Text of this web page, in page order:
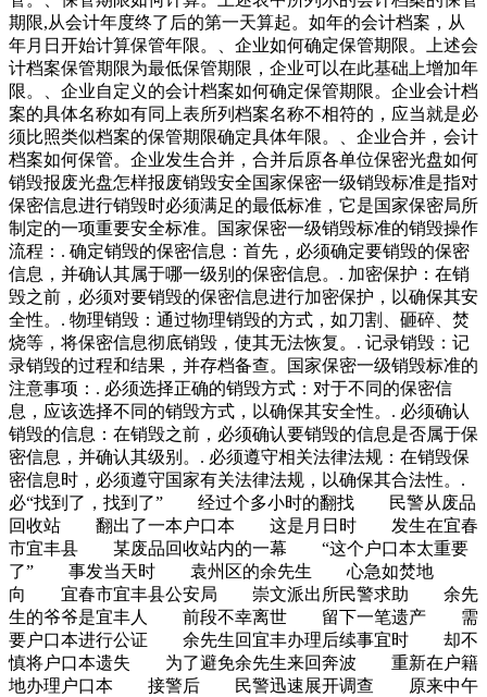
期限,从会计年度终了后的第一天算起。如年的会计档案，从
年月日开始计算保管年限。、企业如何确定保管期限。上述会
计档案保管期限为最低保管期限，企业可以在此基础上增加年
限。、企业自定义的会计档案如何确定保管期限。企业会计档
案的具体名称如有同上表所列档案名称不相符的，应当就是必
须比照类似档案的保管期限确定具体年限。、企业合并，会计
档案如何保管。企业发生合并，合并后原各单位保密光盘如何
销毁报废光盘怎样报废销毁安全国家保密一级销毁标准是指对
保密信息进行销毁时必须满足的最低标准，它是国家保密局所
制定的一项重要安全标准。国家保密一级销毁标准的销毁操作
流程：. 确定销毁的保密信息：首先，必须确定要销毁的保密
信息，并确认其属于哪一级别的保密信息。. 加密保护：在销
毁之前，必须对要销毁的保密信息进行加密保护，以确保其安
全性。. 物理销毁：通过物理销毁的方式，如刀割、砸碎、焚
烧等，将保密信息彻底销毁，使其无法恢复。. 记录销毁：记
录销毁的过程和结果，并存档备查。国家保密一级销毁标准的
注意事项：. 必须选择正确的销毁方式：对于不同的保密信
息，应该选择不同的销毁方式，以确保其安全性。. 必须确认
销毁的信息：在销毁之前，必须确认要销毁的信息是否属于保
密信息，并确认其级别。. 必须遵守相关法律法规：在销毁保
密信息时，必须遵守国家有关法律法规，以确保其合法性。.
必“找到了，找到了” 经过个多小时的翻找 民警从废品
回收站 翻出了一本户口本 这是月日时 发生在宜春
市宜丰县 某废品回收站内的一幕 “这个户口本太重要
了” 事发当天时 袁州区的余先生 心急如焚地
向 宜春市宜丰县公安局 崇文派出所民警求助 余先
生的爷爷是宜丰人 前段不幸离世 留下一笔遗产 需
要户口本进行公证 余先生回宜丰办理后续事宜时 却不
慎将户口本遗失 为了避免余先生来回奔波 重新在户籍
地办理户口本 接警后 民警迅速展开调查 原来中午